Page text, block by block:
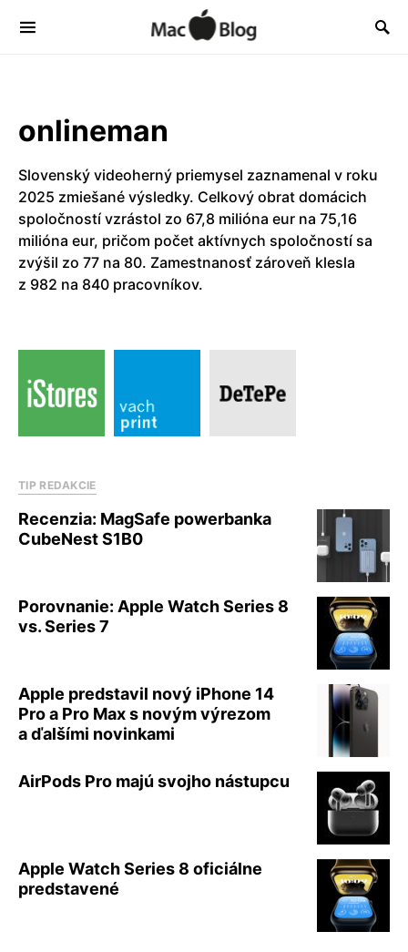
onlineman
Slovenský videoherný priemysel zaznamenal v roku
2025 zmiešané výsledky. Celkový obrat domácich
spoločností vzrástol zo 67,8 milióna eur na 75,16
milióna eur, pričom počet aktívnych spoločností sa
zvýšil zo 77 na 80. Zamestnanosť zároveň klesla
z 982 na 840 pracovníkov.
TIP REDAKCIE
Recenzia: MagSafe powerbanka
CubeNest S1B0
Porovnanie: Apple Watch Series 8
vs. Series 7
Apple predstavil nový iPhone 14
Pro a Pro Max s novým výrezom
a ďalšími novinkami
AirPods Pro majú svojho nástupcu
Apple Watch Series 8 oficiálne
predstavené